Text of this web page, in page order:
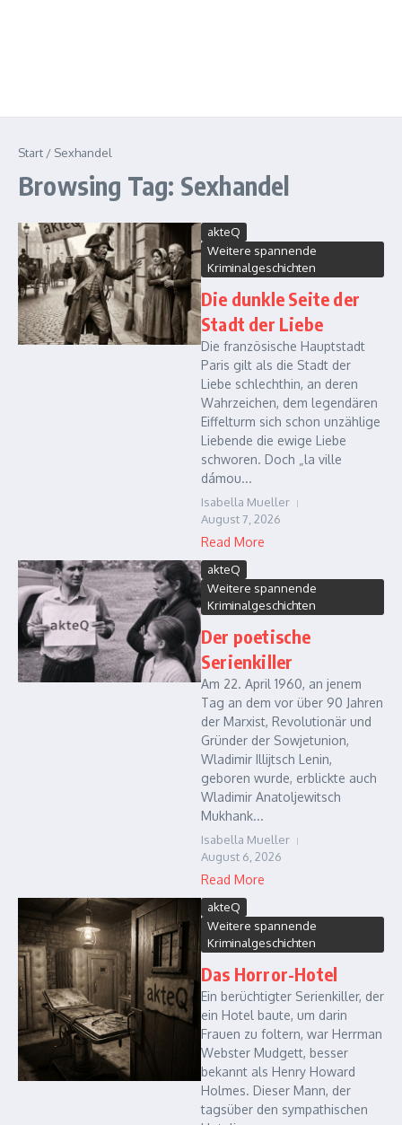
Start / Sexhandel
Browsing Tag: Sexhandel
akteQ
Weitere spannende
Kriminalgeschichten
Die dunkle Seite der
Stadt der Liebe
Die französische Hauptstadt
Paris gilt als die Stadt der
Liebe schlechthin, an deren
Wahrzeichen, dem legendären
Eiffelturm sich schon unzählige
Liebende die ewige Liebe
schworen. Doch „la ville
dámou...
Isabella Mueller
August 7, 2026
Read More
akteQ
Weitere spannende
Kriminalgeschichten
Der poetische
Serienkiller
Am 22. April 1960, an jenem
Tag an dem vor über 90 Jahren
der Marxist, Revolutionär und
Gründer der Sowjetunion,
Wladimir Illijtsch Lenin,
geboren wurde, erblickte auch
Wladimir Anatoljewitsch
Mukhank...
Isabella Mueller
August 6, 2026
Read More
akteQ
Weitere spannende
Kriminalgeschichten
Das Horror-Hotel
Ein berüchtigter Serienkiller, der
ein Hotel baute, um darin
Frauen zu foltern, war Herrman
Webster Mudgett, besser
bekannt als Henry Howard
Holmes. Dieser Mann, der
tagsüber den sympathischen